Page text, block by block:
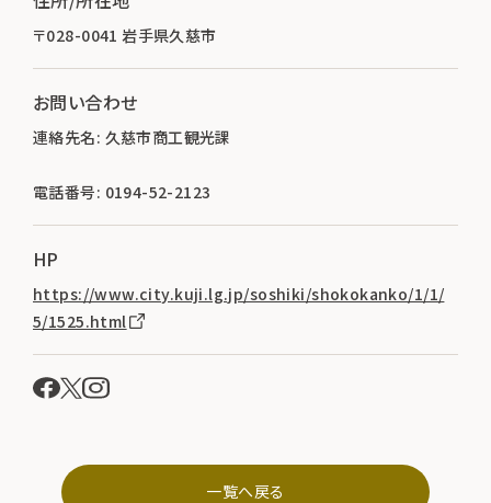
〒028-0041 岩手県久慈市
お問い合わせ
連絡先名: 久慈市商工観光課
電話番号: 0194-52-2123
HP
https://www.city.kuji.lg.jp/soshiki/shokokanko/1/1/
5/1525.html
一覧へ戻る